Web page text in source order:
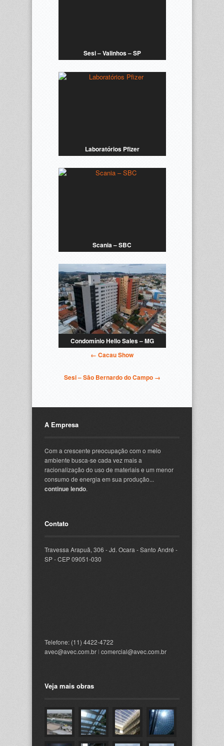
Sesi – Valinhos – SP
Laboratórios Pfizer
Scania – SBC
Condomínio Helio Sales – MG
← Cacau Show
Sesi – São Bernardo do Campo →
A Empresa
Com a crescente preocupação com o meio
ambiente busca-se cada vez mais a
racionalização do uso de materiais e um menor
consumo de energia em sua produção...
continue lendo.
Contato
Travessa Arapuã, 306 - Jd. Ocara - Santo André -
SP - CEP 09051-030
Telefone: (11) 4422-4722
avec@avec.com.br l comercial@avec.com.br
Veja mais obras